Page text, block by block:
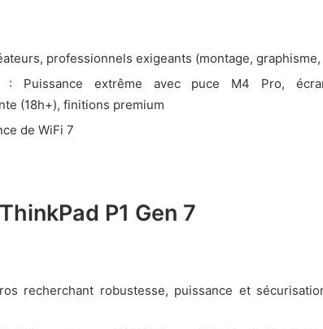
professionnels exigeants (montage, graphisme,
Puissance extrême avec puce M4 Pro, écran
(18h+), finitions premium
de WiFi 7
P1 Gen 7
recherchant robustesse, puissance et